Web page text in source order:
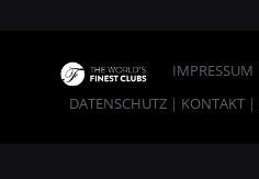
IMPRESSUM
DATENSCHUTZ| KONTAKT|